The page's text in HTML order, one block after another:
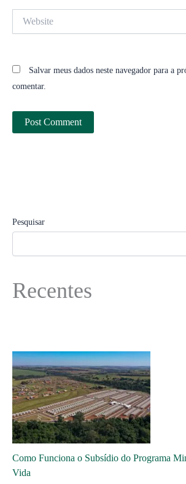
Salvar meus dados neste navegador para a
comentar.
Pesquisar
Recentes
Como Funciona o Subsídio do Programa
Vida